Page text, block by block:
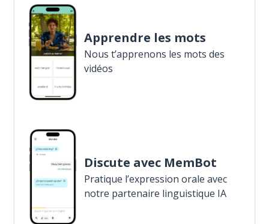
Apprendre les mots
Nous t’apprenons les mots des
vidéos
Discute avec MemBot
Pratique l’expression orale avec
notre partenaire linguistique IA